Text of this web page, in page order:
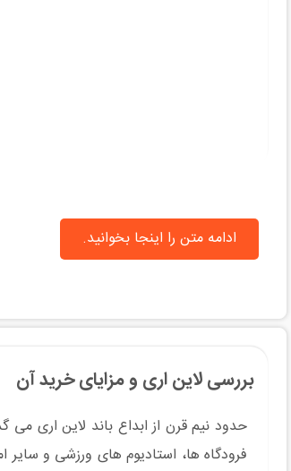
ادامه متن را اینجا بخوانید.
بررسی لاین اری و مزایای خرید آن
حدود نیم قرن از ابداع باند لاین اری می
فرودگاه ها، استادیوم های ورزشی و